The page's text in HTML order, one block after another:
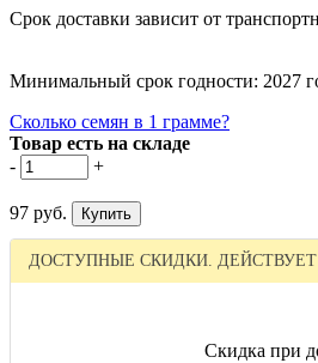
Срок доставки зависит от
Минимальный срок годности: 2027
Сколько семян в 1 грамме?
Товар есть на складе
-
+
97 руб.
ДОСТУПНЫЕ СКИДКИ.
Скидка при